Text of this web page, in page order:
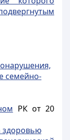
семейно-
РК от 20
здоровью